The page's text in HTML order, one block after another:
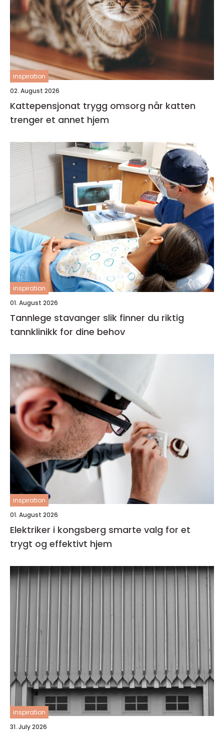
inspiration
02. August 2026
Kattepensjonat trygg omsorg når katten
trenger et annet hjem
inspiration
01. August 2026
Tannlege stavanger slik finner du riktig
tannklinikk for dine behov
inspiration
01. August 2026
Elektriker i kongsberg smarte valg for et
trygt og effektivt hjem
inspiration
31. July 2026